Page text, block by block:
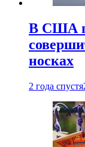
В США
носках
2 года спустя